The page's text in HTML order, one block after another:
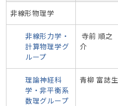
非線形物理学
非線形力学・
計算物理学グ
ループ
寺前 順之
介
理論神経科
学・非平衡系
数理グループ
青柳 富誌生